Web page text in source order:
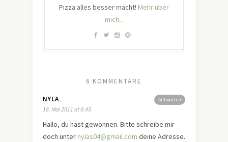
Pizza alles besser macht! Mehr über
mich...
6 KOMMENTARE
Antworten
NYLA
18. Mai 2011 at 8:45
Hallo, du hast gewonnen. Bitte schreibe mir
doch unternylas04@gmail.com deine Adresse.